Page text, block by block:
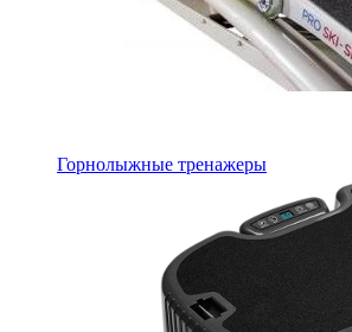
Горнолыжные тренажеры